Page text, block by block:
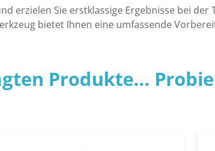
erzielen Sie erstklassige Ergebnisse bei
bietet Ihnen eine umfassende
Produkte...